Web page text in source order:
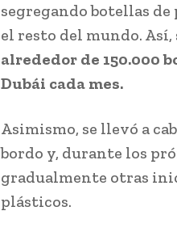
segregando botellas
el resto del mundo. Así,
alrededor de 150.000
Dubái cada mes.
Asimismo, se llevó a
bordo y, durante los
gradualmente otras
plásticos.